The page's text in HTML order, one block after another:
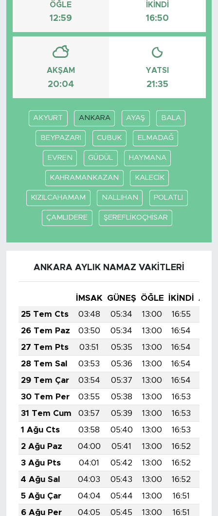
ÖĞLE
12:59
İKINDI
16:50
AKŞAM
20:04
YATSI
21:35
AKYURT ANKARA AYAŞ BALA
BEYPAZARI CUBUK ELMADAĞ
EVREN GÜDÜL HAYMANA
KAHRAMANKAZAN KALECİK
KIZILCAHAMAM NALLIHAN POLATLI
ÇAMLIDERE ŞEREFLİKOÇHİSAR
ANKARA AYLIK NAMAZ VAKITLERI
İMSAK GÜNEŞ ÖĞLE İKINDI
25 Tem Cts
03:48 05:34 13:00 16:55
26 Tem Paz
03:50 05:34 13:00 16:54
27 Tem Pts
03:51 05:35 13:00 16:54
28 Tem Sal
03:53 05:36 13:00 16:54
29 Tem Çar
03:54 05:37 13:00 16:54
30 Tem Per
03:55 05:38 13:00 16:53
31 Tem Cum
03:57 05:39 13:00 16:53
1 Ağu Cts
03:58 05:40 13:00 16:53
2 Ağu Paz
04:00 05:41 13:00 16:52
3 Ağu Pts
04:01 05:42 13:00 16:52
4 Ağu Sal
04:03 05:43 13:00 16:52
5 Ağu Çar
04:04 05:44 13:00 16:51
6 Ağu Per
04:05 05:45 13:00 16:51